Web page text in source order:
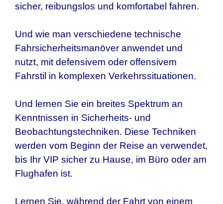
sicher, reibungslos und komfortabel fahren.
Und wie man verschiedene technische
Fahrsicherheitsmanöver anwendet und
nutzt, mit defensivem oder offensivem
Fahrstil in komplexen Verkehrssituationen.
Und lernen Sie ein breites Spektrum an
Kenntnissen in Sicherheits- und
Beobachtungstechniken. Diese Techniken
werden vom Beginn der Reise an verwendet,
bis Ihr VIP sicher zu Hause, im Büro oder am
Flughafen ist.
Lernen Sie, während der Fahrt von einem